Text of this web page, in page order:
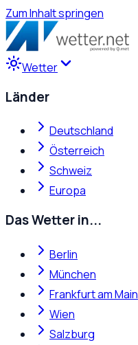
Zum Inhalt springen
Wetter
Länder
Deutschland
Österreich
Schweiz
Europa
Das Wetter in...
Berlin
München
Frankfurt am Main
Wien
Salzburg